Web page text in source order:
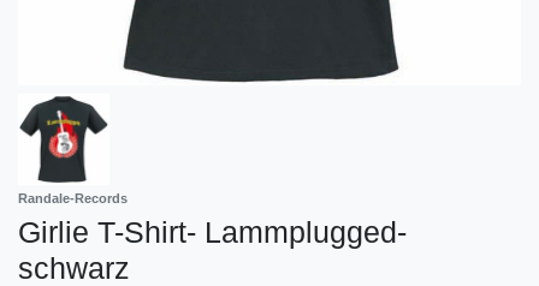
Randale-Records
Girlie T-Shirt- Lammplugged-
schwarz